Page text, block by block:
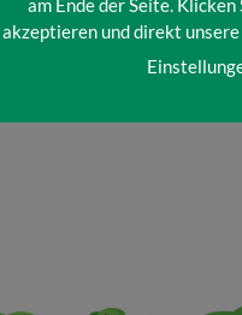
am Ende der Seite. Klicken
akzeptieren und direkt unsere